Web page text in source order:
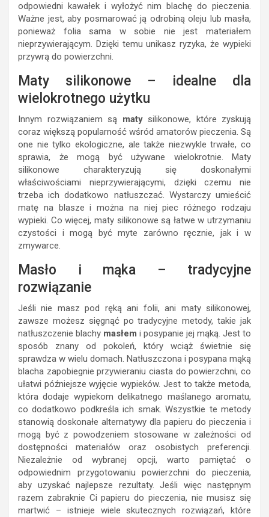
odpowiedni kawałek i wyłożyć nim blachę do pieczenia.
Ważne jest, aby posmarować ją odrobiną oleju lub masła,
ponieważ folia sama w sobie nie jest materiałem
nieprzywierającym. Dzięki temu unikasz ryzyka, że wypieki
przywrą do powierzchni.
Maty silikonowe – idealne dla
wielokrotnego użytku
Innym rozwiązaniem są matysilikonowe, które zyskują
coraz większą popularność wśród amatorów pieczenia. Są
one nie tylko ekologiczne, ale także niezwykle trwałe, co
sprawia, że mogą być używane wielokrotnie. Maty
silikonowe charakteryzują się doskonałymi
właściwościami nieprzywierającymi, dzięki czemu nie
trzeba ich dodatkowo natłuszczać. Wystarczy umieścić
matę na blasze i można na niej piec różnego rodzaju
wypieki. Co więcej, maty silikonowe są łatwe w utrzymaniu
czystości i mogą być myte zarówno ręcznie, jak i w
zmywarce.
Masło i mąka – tradycyjne
rozwiązanie
Jeśli nie masz pod ręką ani folii, ani maty silikonowej,
zawsze możesz sięgnąć po tradycyjne metody, takie jak
natłuszczenie blachy masłem i posypanie jej mąką. Jest to
sposób znany od pokoleń, który wciąż świetnie się
sprawdza w wielu domach. Natłuszczona i posypana mąką
blacha zapobiegnie przywieraniu ciasta do powierzchni, co
ułatwi późniejsze wyjęcie wypieków. Jest to także metoda,
która dodaje wypiekom delikatnego maślanego aromatu,
co dodatkowo podkreśla ich smak. Wszystkie te metody
stanowią doskonałe alternatywy dla papieru do pieczenia i
mogą być z powodzeniem stosowane w zależności od
dostępności materiałów oraz osobistych preferencji.
Niezależnie od wybranej opcji, warto pamiętać o
odpowiednim przygotowaniu powierzchni do pieczenia,
aby uzyskać najlepsze rezultaty. Jeśli więc następnym
razem zabraknie Ci papieru do pieczenia, nie musisz się
martwić – istnieje wiele skutecznych rozwiązań, które